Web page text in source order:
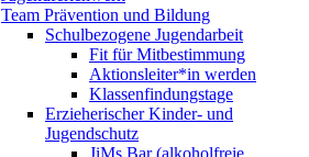
Team Prävention und Bildung
Schulbezogene Jugendarbeit
Fit für Mitbestimmung
Aktionsleiter*in werden
Klassenfindungstage
Erzieherischer Kinder- und
Jugendschutz
JiMs Bar (alkoholfreie